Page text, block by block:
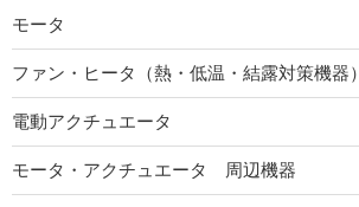
モータ
ファン・ヒータ（熱・低温・結露対策機器）
電動アクチュエータ
モータ・アクチュエータ 周辺機器